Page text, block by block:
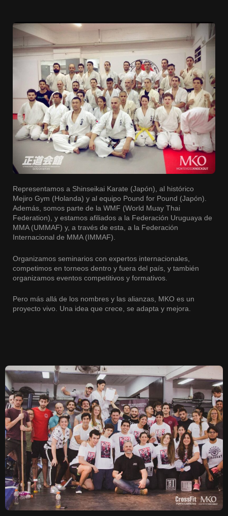
Representamos a Shinseikai Karate (Japón), al histórico
Mejiro Gym (Holanda) y al equipo Pound for Pound (Japón).
Además, somos parte de la WMF (World Muay Thai
Federation), y estamos afiliados a la Federación Uruguaya de
MMA (UMMAF) y, a través de esta, a la Federación
Internacional de MMA (IMMAF).
Organizamos seminarios con expertos internacionales,
competimos en torneos dentro y fuera del país, y también
organizamos eventos competitivos y formativos.
Pero más allá de los nombres y las alianzas, MKO es un
proyecto vivo. Una idea que crece, se adapta y mejora.